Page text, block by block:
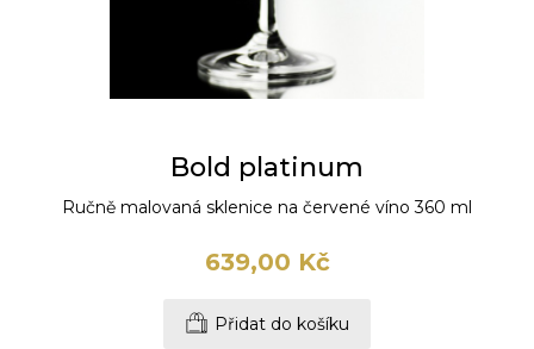
Bold platinum
Ručně malovaná sklenice na červené víno 360 ml
639,00 Kč
Přidat do košíku